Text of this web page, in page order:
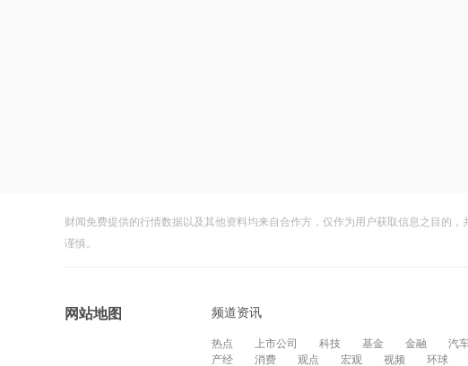
财闻免费提供的行情数据以及其他资料均来自合作方，仅作为用户获取信息之目的
谨慎。
网站地图 频道资讯
热点 上市公司 科技 基金 金融
汽
产经
消费 观点 宏观 视频 环球